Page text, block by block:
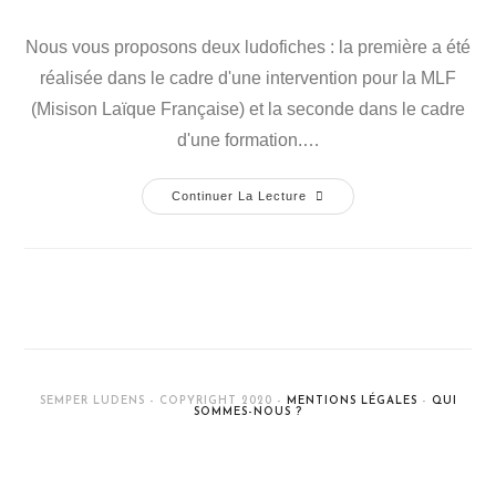
Nous vous proposons deux ludofiches : la première a été
réalisée dans le cadre d'une intervention pour la MLF
(Misison Laïque Française) et la seconde dans le cadre
d'une formation.…
Continuer La Lecture
SEMPER LUDENS - COPYRIGHT 2020 - MENTIONS LÉGALES - QUI
SOMMES-NOUS ?